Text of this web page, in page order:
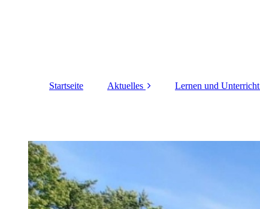
Startseite Aktuelles Lernen und Unterricht